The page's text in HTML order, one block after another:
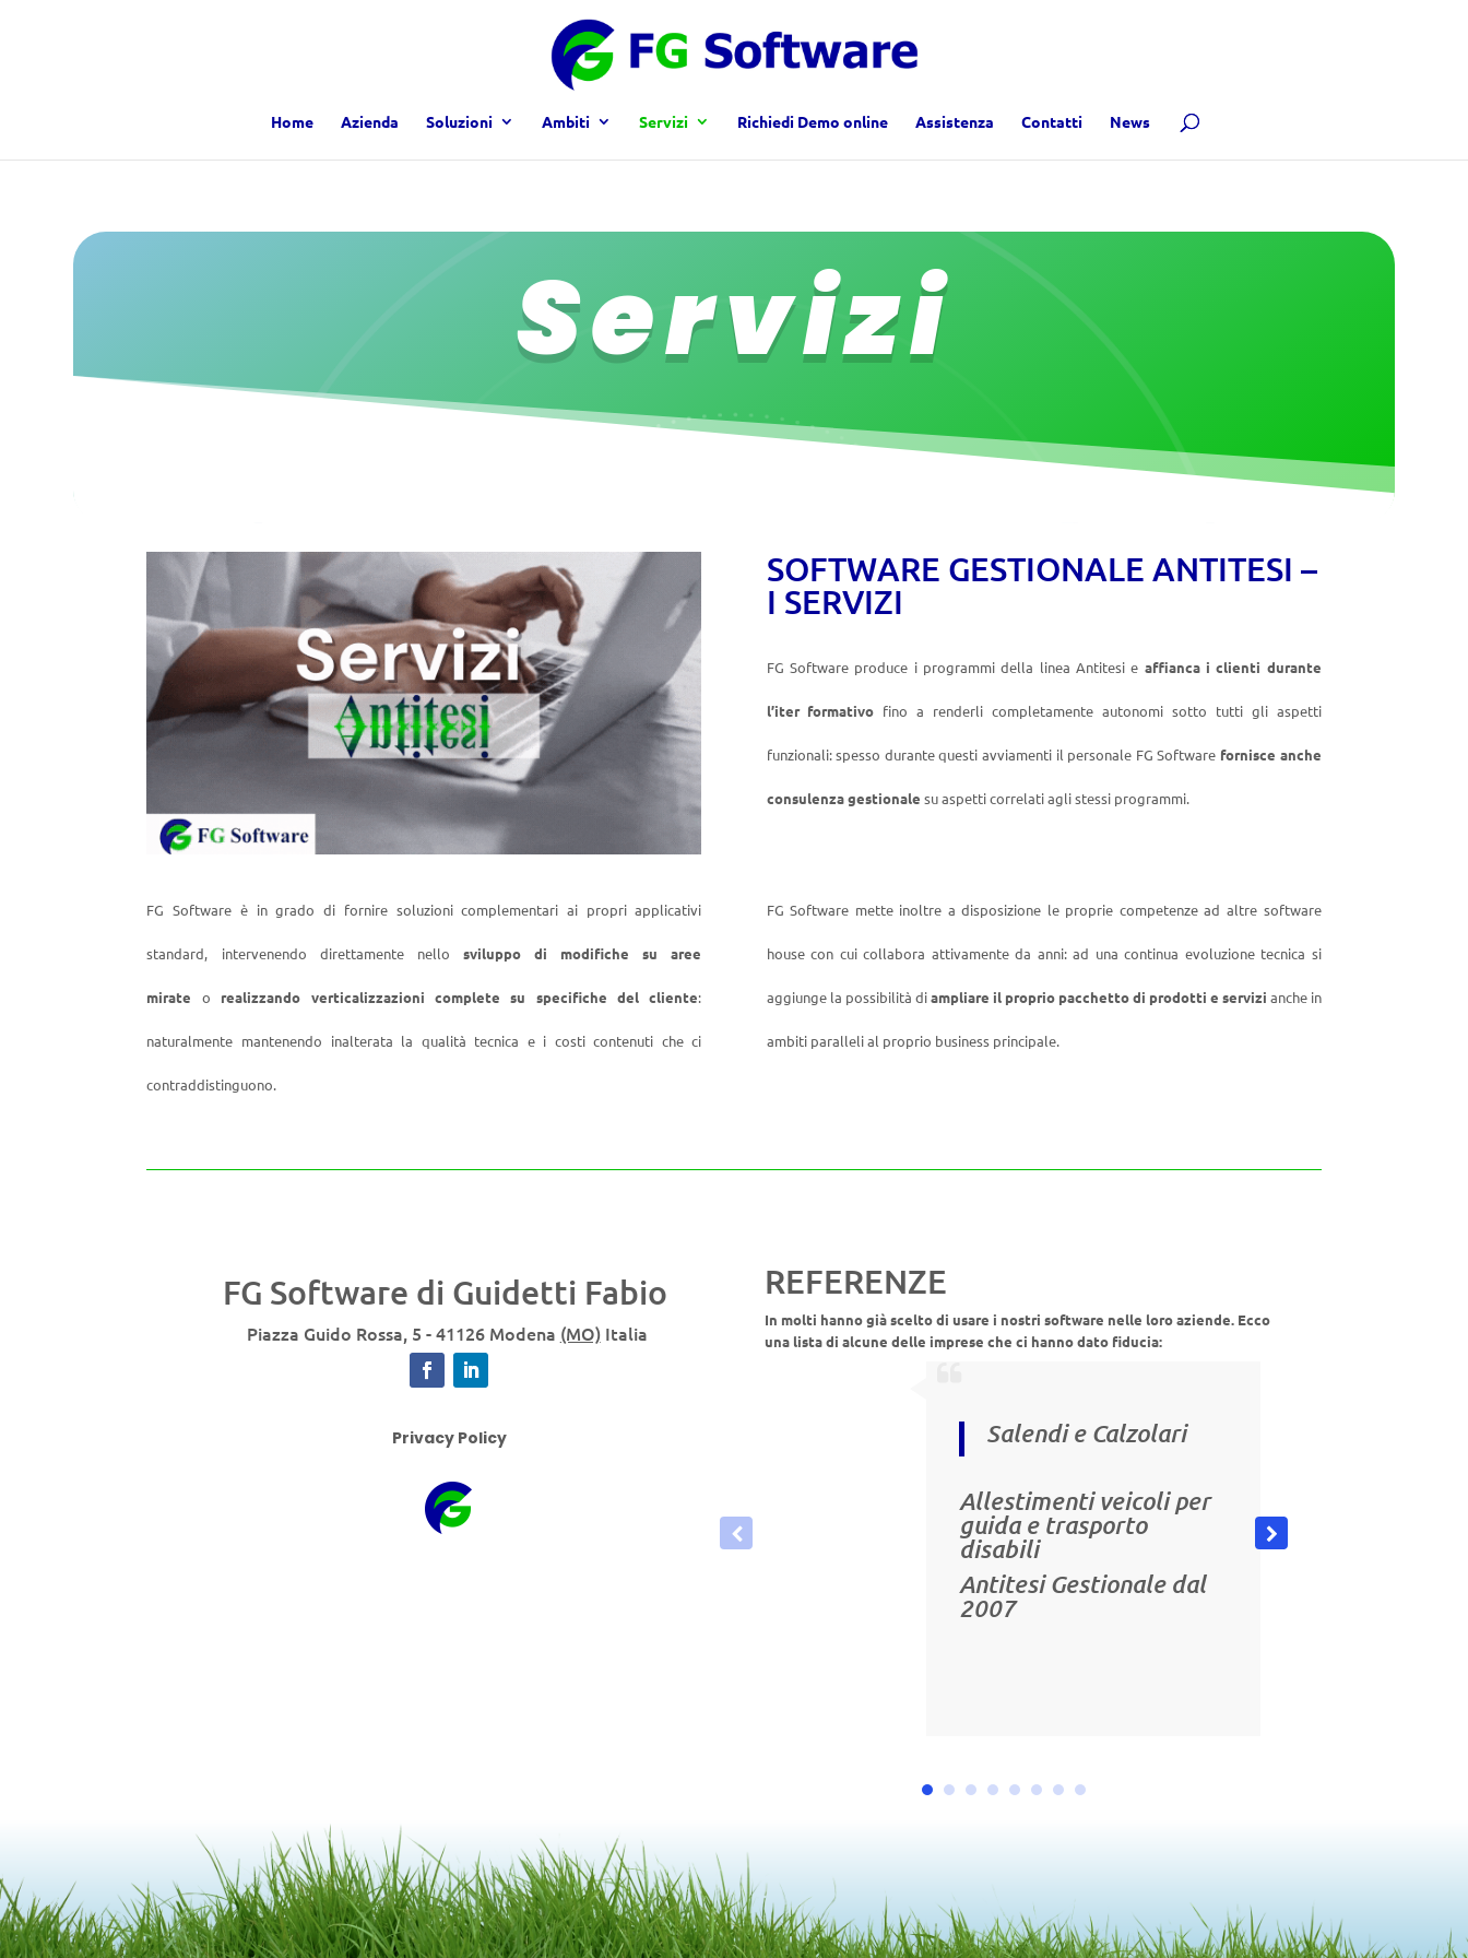
Home Azienda Soluzioni Ambiti Servizi Richiedi Demo online Assistenza Contatti News
Servizi
SOFTWARE GESTIONALE ANTITESI –
I SERVIZI
FG Software produce i programmi della linea Antitesi e affianca i clienti durante
l’iter formativo fino a renderli completamente autonomi sotto tutti gli aspetti
funzionali: spesso durante questi avviamenti il personale FG Software fornisce anche
consulenza gestionale su aspetti correlati agli stessi programmi.
FG Software è in grado di fornire soluzioni complementari ai propri applicativi
standard, intervenendo direttamente nello sviluppo di modifiche su aree
mirate o realizzando verticalizzazioni complete su specifiche del cliente:
naturalmente mantenendo inalterata la qualità tecnica e i costi contenuti che ci
contraddistinguono.
FG Software mette inoltre a disposizione le proprie competenze ad altre software
house con cui collabora attivamente da anni: ad una continua evoluzione tecnica si
aggiunge la possibilità diampliare il proprio pacchetto di prodotti e servizi anche in
ambiti paralleli al proprio business principale.
FG Software di Guidetti Fabio
Piazza Guido Rossa, 5 -41126 Modena (MO) Italia
Privacy Policy
REFERENZE
In molti hanno già scelto di usare i nostri software nelle loro aziende. Ecco
una lista di alcune delle imprese che ci hanno dato fiducia:
Salendi e Calzolari
Allestimenti veicoli per
guida e trasporto
disabili
Antitesi Gestionaledal
2007